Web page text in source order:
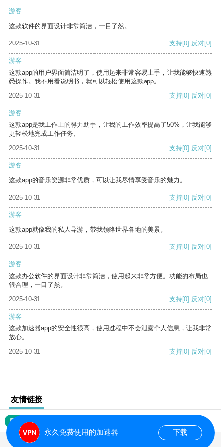
游客
这款软件的界面设计非常简洁，一目了然。
2025-10-31 支持[0] 反对[0]
游客
这款app的用户界面简洁明了，使用起来非常容易上手，让我能够快速熟
悉操作。我不用看说明书，就可以轻松使用这款app。
2025-10-31
支持[0] 反对[0]
游客
这款app是我工作上的得力助手，让我的工作效率提高了50%，让我能够
更轻松地完成工作任务。
2025-10-31
支持[0] 反对[0]
游客
这款app的音乐资源非常优质，可以让我尽情享受音乐的魅力。
2025-10-31 支持[0] 反对[0]
游客
这款app就像我的私人导游，带我领略世界各地的美景。
2025-10-31 支持[0] 反对[0]
游客
这款办公软件的界面设计非常简洁，使用起来非常方便。功能的布局也
很合理，一目了然。
2025-10-31
支持[0] 反对[0]
游客
这款加速器app的安全性很高，使用过程中不会泄露个人信息，让我非常
放心。
2025-10-31
支持[0] 反对[0]
友情链接
网站地图
永久免费使用的加速器 下载